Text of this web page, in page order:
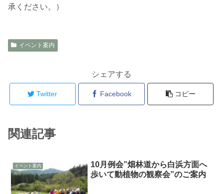
承ください。）
イベント案内
シェアする
Twitter Facebook コピー
関連記事
イベント案内
10月例会”畑林道から白浜方面へ
歩いて動植物の観察会”のご案内